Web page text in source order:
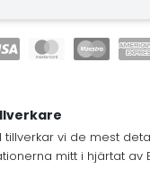
tillverkar vi de mest
mitt i hjärtat av